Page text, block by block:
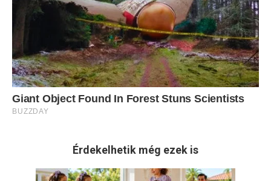
Érdekelhetik még ezek is